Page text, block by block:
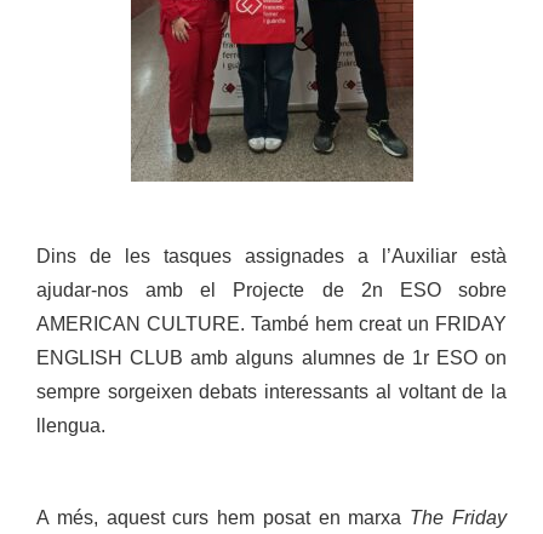
Dins de les tasques assignades a l’Auxiliar està
ajudar-nos amb el Projecte de 2n ESO sobre
AMERICAN CULTURE. També hem creat un FRIDAY
ENGLISH CLUB amb alguns alumnes de 1r ESO on
sempre sorgeixen debats interessants al voltant de la
llengua.
A més, aquest curs hem posat en marxa The Friday